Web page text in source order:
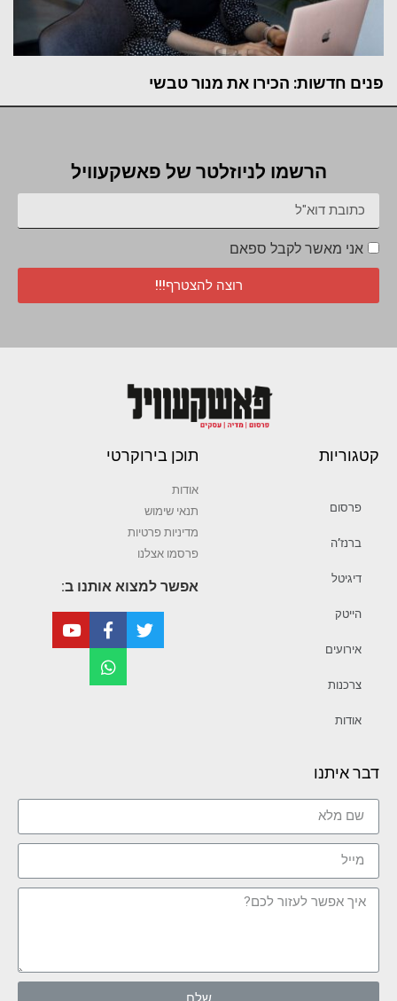
פנים חדשות: הכירו את מנור טבשי
הרשמו לניוזלטר של פאשקעוויל
אני מאשר לקבל ספאם
רוצה להצטרף!!!
קטגוריות
פרסום
ברנז’ה
דיגיטל
הייטק
אירועים
צרכנות
אודות
תוכן בירוקרטי
אודות
תנאי שימוש
מדיניות פרטיות
פרסמו אצלנו
אפשר למצוא אותנו ב:
דבר איתנו